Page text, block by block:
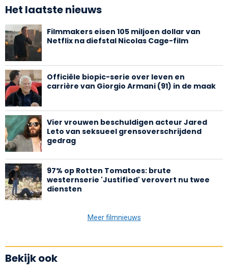
Het laatste nieuws
Filmmakers eisen 105 miljoen dollar van
Netflix na diefstal Nicolas Cage-film
Officiële biopic-serie over leven en
carrière van Giorgio Armani (91) in de maak
Vier vrouwen beschuldigen acteur Jared
Leto van seksueel grensoverschrijdend
gedrag
97% op Rotten Tomatoes: brute
westernserie 'Justified' verovert nu twee
diensten
Meer filmnieuws
Bekijk ook